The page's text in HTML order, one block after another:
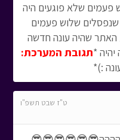
פעמים שלא פוגעים היה
שנפסלים שלוש פעמים
שהיה עונה חדשה
*תגובת המערכת:
:)*
ט"ז שבט תשפ"ו